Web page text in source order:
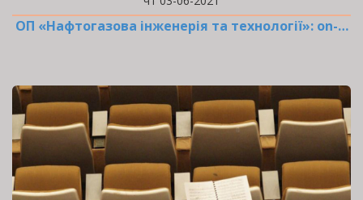
ОП «Нафтогазова інженерія та технології»: оn-…